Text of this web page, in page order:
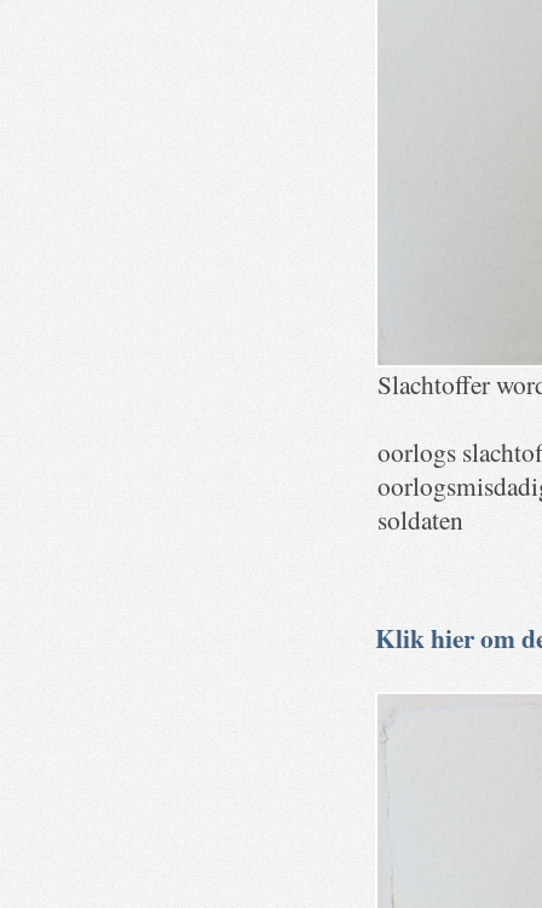
Slachtoffer
oorlogs
soldaten
Klik hier om